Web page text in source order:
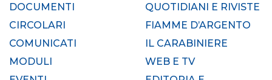
DOCUMENTI
CIRCOLARI
COMUNICATI
MODULI
QUOTIDIANI E RIVISTE
FIAMME D’ARGENTO
IL CARABINIERE
WEB E TV